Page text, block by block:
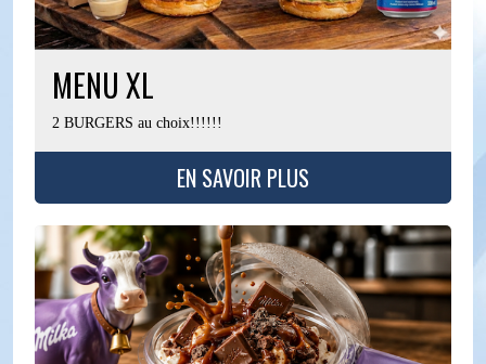
MENU XL
2 BURGERS au choix!!!!!!
EN SAVOIR PLUS